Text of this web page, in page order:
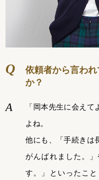
依頼者から言わ
か？
「岡本先生に会え
よね。
他にも、「手続きは
がんばれました。
す。」といったこ